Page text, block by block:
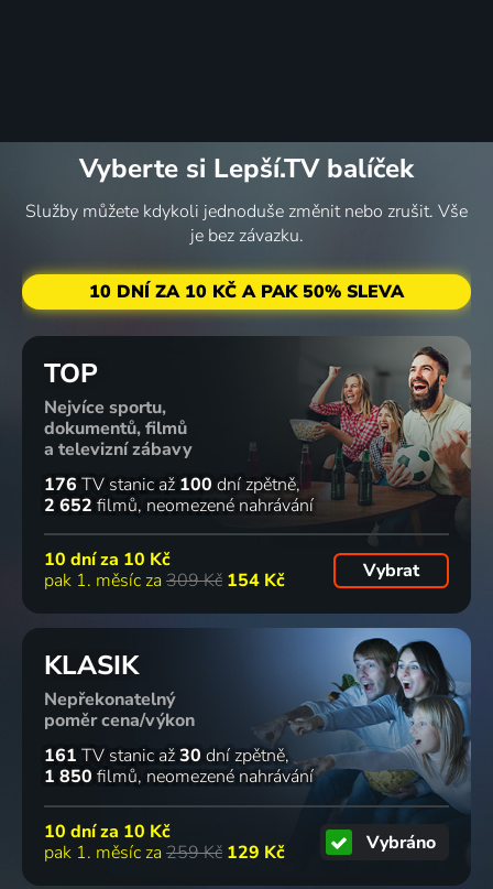
Vyberte si Lepší.TV balíček
Služby můžete kdykoli jednoduše změnit nebo zrušit. Vše
je bez závazku.
10 DNÍ ZA 10 KČ A PAK 50% SLEVA
TOP
Nejvíce sportu,
dokumentů, filmů
a televizní zábavy
176 TV stanic až 100 dní zpětně
2 652 filmů neomezené nahrávání
10 dní za 10 Kč
pak 1. měsíc za 309 Kč 154 Kč Vybrat
KLASIK
Nepřekonatelný
poměr cena/výkon
161 TV stanic až30 dní zpětně
1 850 filmů neomezené nahrávání
10 dní za 10 Kč
pak 1. měsíc za 259 Kč 129 Kč Vybráno